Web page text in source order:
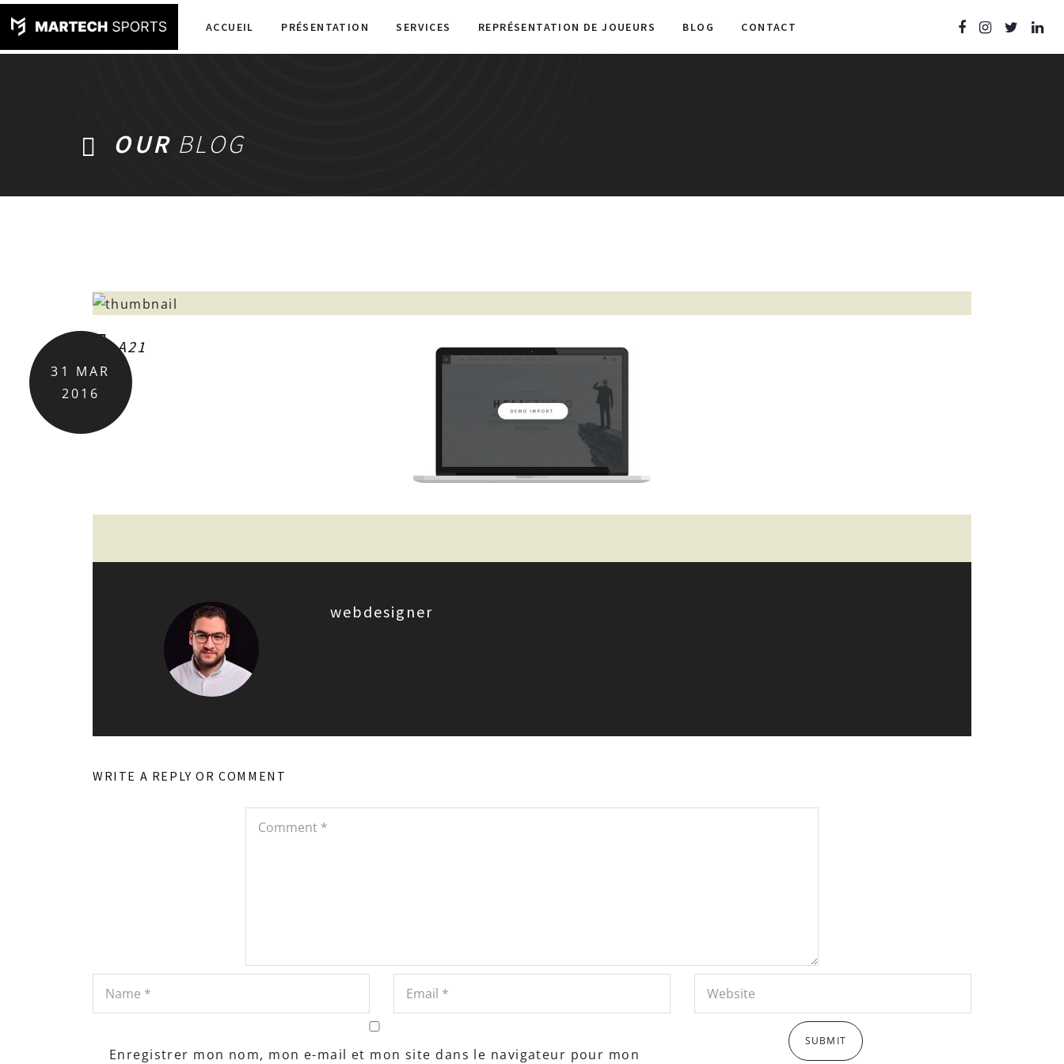
ACCUEIL PRÉSENTATION SERVICES REPRÉSENTATION DE JOUEURS BLOG CONTACT
OUR BLOG
31
MAR
2016
A21
webdesigner
WRITE A REPLY OR COMMENT
Enregistrer mon nom, mon e-mail et mon site dans le navigateur pour mon